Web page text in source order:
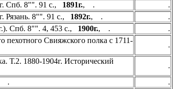
Спб. 8"". 91 с., 1891г., .
.
Рязань. 8"". 91 с., 1892г., .
.
Спб. 8"". 4, 453 с., 1900г., .
.
Свияжского полка с 1711-
.
Т.2. 1880-1904г. Исторический
.
, .
.